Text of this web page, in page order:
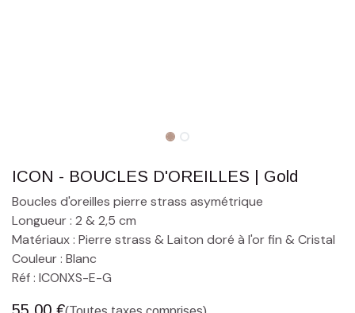
ICON - BOUCLES D'OREILLES | Gold
Boucles d'oreilles pierre strass asymétrique
Longueur : 2 & 2,5 cm
Matériaux : Pierre strass & Laiton doré à l'or fin & Cristal
Couleur : Blanc
Réf : ICONXS-E-G